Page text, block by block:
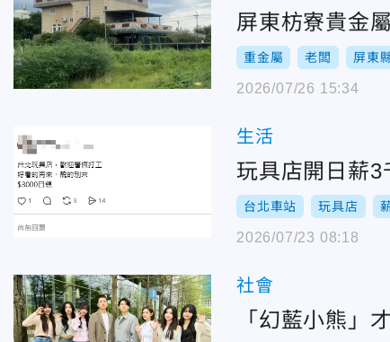
屏東枋寮貴金
重金屬 老闆 屏東
2026/07/26 15:34
生活
玩具店開日薪
台北車站 玩具店
2026/07/23 08:18
社會
「幻藍小熊